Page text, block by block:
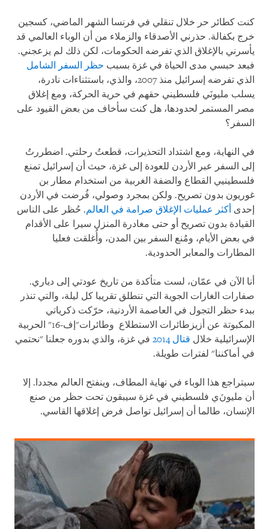
كنت كطائر حر خلال تنقلي في فرنسا الشهر الماضي، كسجين
خرج بكفالة. حذرني الأصدقاء والزملاء من أن الوباء العالمي قد
يأسرني بالإغلاق الذي تفرضه الحكومات، لكن ذلك لم يزعجني.
فبعد حبسي مدى الحياة في غزة بسبب حظر السفر الشامل
الذي تفرضه إسرائيل منذ 2007، والذي، باستثناءات نادرة،
يسلب مليونَي فلسطيني حقهم في حرية الحركة، ومع إغلاق
مصر المستمر لحدودها، هل كنت سأخاف من بعض القيود على
السفر؟
في النهاية، ومع اشتداد التحذيرات، قطعتُ رحلتي. اضطررتُ
إلى السفر عبر الأردن للعودة إلى غزة، حيث أن إسرائيل تمنع
فلسطينيي القطاع والضفة الغربية من استخدام مطار بن
غوريون بدون تصريح. ولكن بمجرد وصولي، فُرضت في الأردن
إحدى أكثر عمليات الإغلاق صرامة في العالم. حُظر على الناس
القيادة بدون تصريح أو حتى مغادرة المنزل سيرا على الأقدام
في بعض الأيام، ومُنع السفر بين المدن، وأُغلقت فعليا
المطارات والمعابر الحدودية.
أنا الآن في عمّان، لست متأكدة من تاريخ عودتي إلى دياري.
صفارات الغارات الجوية التي تنطلق تقريبا كل ليلة، والتي تنذر
ببدء حظر التجول في العاصمة الأردنية، حرّكت ذكرياتي
المكبوتة عن أزيز طائرات الاستطلاع "إف-
16" الحربية
الإسرائيلية خلال قتال 2014
في غزة، والذي بدوره جعلنا "نحتمي
في أماكننا" لفترات طويلة.
سيتراجع هذا الوباء في نهاية المطاف، وينفتح العالم مجددا. إلا
أن مليونَي فلسطيني في غزة سيبقون تحت حظر من صنع
الإنسان، طالما أن إسرائيل تواصل فرض إغلاقها القاسي.